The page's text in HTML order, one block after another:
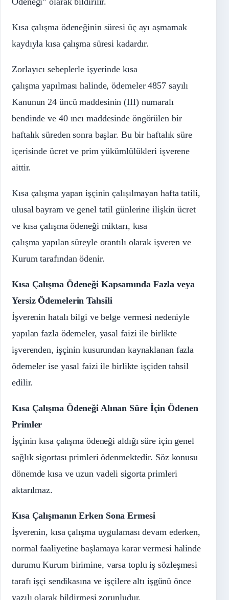
Kısa çalışma ödeneğinin süresi üç ayı aşmamak
kaydıyla kısa çalışma süresi kadardır.
Zorlayıcı sebeplerle işyerinde kısa
çalışma yapılması halinde, ödemeler 4857 sayılı
Kanunun 24 üncü maddesinin (III) numaralı
bendinde ve 40 ıncı maddesinde öngörülen bir
haftalık süreden sonra başlar. Bu bir haftalık süre
içerisinde ücret ve prim yükümlülükleri işverene
aittir.
Kısa çalışma yapan işçinin çalışılmayan hafta tatili,
ulusal bayram ve genel tatil günlerine ilişkin ücret
ve kısa çalışma ödeneği miktarı, kısa
çalışma yapılan süreyle orantılı olarak işveren ve
Kurum tarafından ödenir.
Kısa Çalışma Ödeneği Kapsamında Fazla veya
Yersiz Ödemelerin Tahsili
İşverenin hatalı bilgi ve belge vermesi nedeniyle
yapılan fazla ödemeler, yasal faizi ile birlikte
işverenden, işçinin kusurundan kaynaklanan fazla
ödemeler ise yasal faizi ile birlikte işçiden tahsil
edilir.
Kısa Çalışma Ödeneği Alınan Süre İçin Ödenen
Primler
İşçinin kısa çalışma ödeneği aldığı süre için genel
sağlık sigortası primleri ödenmektedir. Söz konusu
dönemde kısa ve uzun vadeli sigorta primleri
aktarılmaz.
Kısa Çalışmanın Erken Sona Ermesi
İşverenin, kısa çalışma uygulaması devam ederken,
normal faaliyetine başlamaya karar vermesi halinde
durumu Kurum birimine, varsa toplu iş sözleşmesi
tarafı işçi sendikasına ve işçilere altı işgünü önce
yazılı olarak bildirmesi zorunludur.